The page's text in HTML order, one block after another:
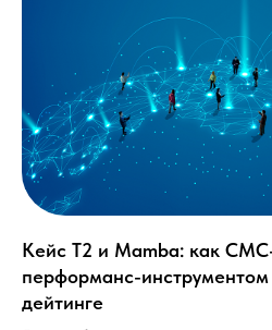
Кейс T2 и Mamba: как
перформанс-
дейтинге